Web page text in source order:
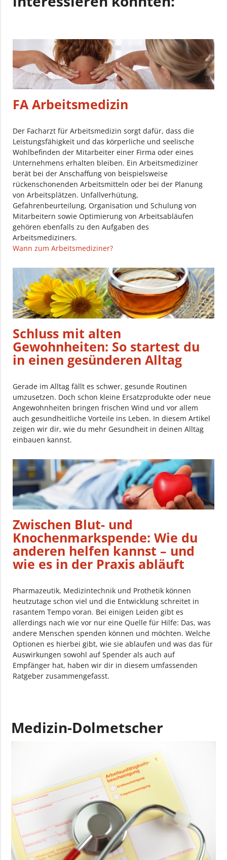
FA Arbeitsmedizin
Der Facharzt für Arbeitsmedizin sorgt dafür, dass die
Leistungsfähigkeit und das körperliche und seelische
Wohlbefinden der Mitarbeiter einer Firma oder eines
Unternehmens erhalten bleiben. Ein Arbeitsmediziner
berät bei der Anschaffung von beispielsweise
rückenschonenden Arbeitsmitteln oder bei der Planung
von Arbeitsplätzen. Unfallverhütung,
Gefahrenbeurteilung, Organisation und Schulung von
Mitarbeitern sowie Optimierung von Arbeitsabläufen
gehören ebenfalls zu den Aufgaben des
Arbeitsmediziners.
Wann zum Arbeitsmediziner?
Schluss mit alten
Gewohnheiten: So startest du
in einen gesünderen Alltag
Gerade im Alltag fällt es schwer, gesunde Routinen
umzusetzen. Doch schon kleine Ersatzprodukte oder neue
Angewohnheiten bringen frischen Wind und vor allem
auch gesundheitliche Vorteile ins Leben. In diesem Artikel
zeigen wir dir, wie du mehr Gesundheit in deinen Alltag
einbauen kannst.
Zwischen Blut- und
Knochenmarkspende: Wie du
anderen helfen kannst – und
wie es in der Praxis abläuft
Pharmazeutik, Medizintechnik und Prothetik können
heutzutage schon viel und die Entwicklung schreitet in
rasantem Tempo voran. Bei einigen Leiden gibt es
allerdings nach wie vor nur eine Quelle für Hilfe: Das, was
andere Menschen spenden können und möchten. Welche
Optionen es hierbei gibt, wie sie ablaufen und was das für
Auswirkungen sowohl auf Spender als auch auf
Empfänger hat, haben wir dir in diesem umfassenden
Ratgeber zusammengefasst.
Medizin-Dolmetscher